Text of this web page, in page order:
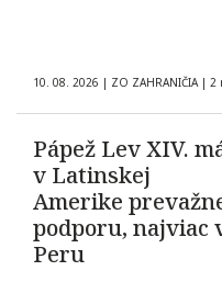
10. 08. 2026 | ZO ZAHRANIČIA | 2
Pápež Lev XIV.
v Latinskej
Amerike
podporu, najviac
Peru